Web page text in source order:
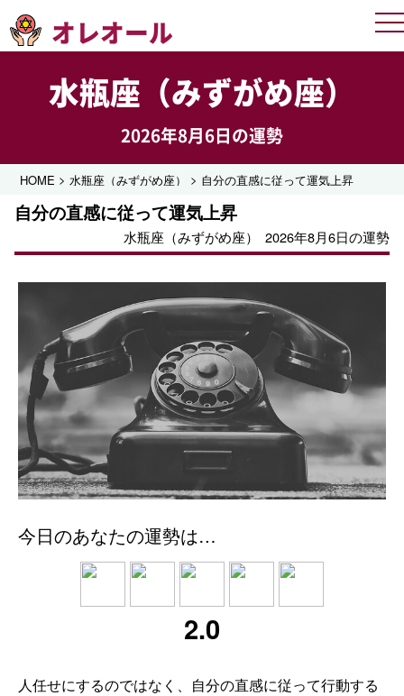
オレオール
水瓶座（みずがめ座）
2026年8月6日の運勢
HOME >水瓶座（みずがめ座） > 自分の直感に従って運気上昇
自分の直感に従って運気上昇
水瓶座（みずがめ座） 2026年8月6日の運勢
今日のあなたの運勢は…
2.0
人任せにするのではなく、自分の直感に従って行動する